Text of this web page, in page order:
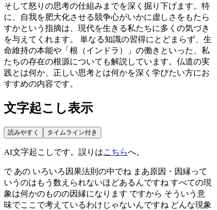
そして怒りの思考の仕組みまでを深く掘り下げます。特
に、自我を肥大化させる競争心がいかに虚しさをもたら
すかという指摘は、現代を生きる私たちに多くの気づき
を与えてくれます。 単なる知識の習得にとどまらず、生
命維持の本能や「根（インドラ）」の働きといった、私
たちの存在の根源についても解説しています。仏道の実
践とは何か、正しい思考とは何かを深く学びたい方にお
すすめの内容です。
文字起こし表示
読みやすく タイムライン付き
AI文字起こしです。誤りはこちらへ。
で あの いろいろ因果法則の中でね まあ原因・因縁って
いうのはもう数えられないほどあるんですね すべての現
象は何かのものの因縁になります ですから そういう意
味でここで考えているわけじゃないんですね どんな現象